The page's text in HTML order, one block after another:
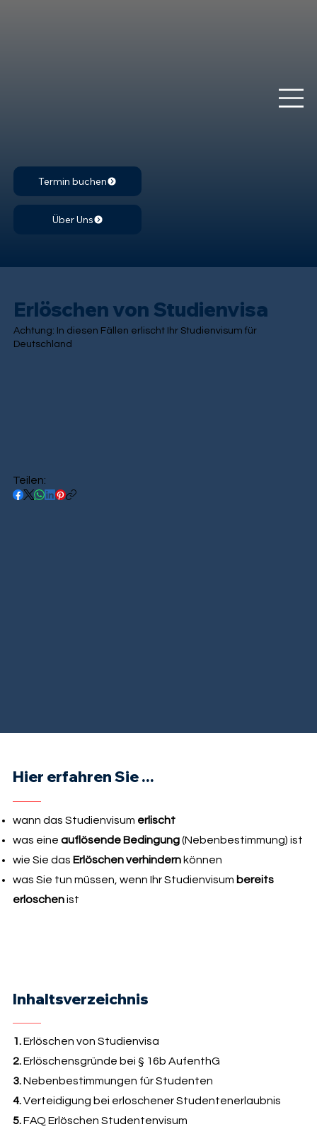
Termin buchen
Über Uns
Erlöschen von Studienvisa
Achtung: In diesen Fällen erlischt Ihr Studienvisum für
Deutschland
Teilen:
Hier erfahren Sie ...
wann das Studienvisum erlischt
was eine auflösende Bedingung(Nebenbestimmung) ist
wie Sie das Erlöschen verhindernkönnen
was Sie tun müssen, wenn Ihr Studienvisum bereits
erloschenist
Inhaltsverzeichnis
1.Erlöschen von Studienvisa
2.Erlöschensgründe bei § 16b AufenthG
3.Nebenbestimmungen für Studenten
4.Verteidigung bei erloschener Studentenerlaubnis
5.FAQ Erlöschen Studentenvisum